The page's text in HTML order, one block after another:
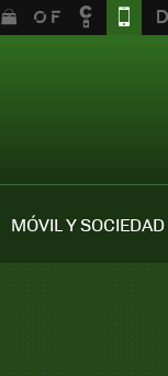
MÓVIL Y SOCIEDAD